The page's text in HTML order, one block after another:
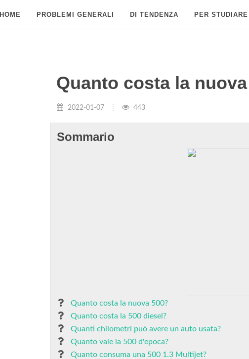
PROBLEMI GENERALI DI TENDENZA PER STUDIARE
Quanto costa la
2022-01-07 443
Sommario
Quanto costa la nuova 500?
Quanto costa la 500 diesel?
Quanti chilometri può avere un auto usata?
Quanto vale la 500 d'epoca?
Quanto consuma una 500 1.3 Multijet?